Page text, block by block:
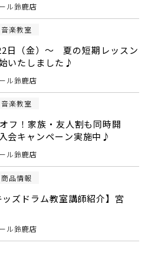
ル鈴鹿店
音楽教室
日（金）～ 夏の短期レッスン
いたしました♪
ル鈴鹿店
音楽教室
フ！家族・友人割も同時開
会キャンペーン実施中♪
ル鈴鹿店
商品情報
ッズドラム教室講師紹介】宮
ル鈴鹿店